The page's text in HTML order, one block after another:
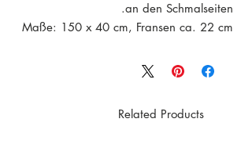
an den Schmalseiten.
Maße: 150 x 40 cm, Fransen ca. 22 cm
Die Maße können um 1-2 cm abweichen,
Related Products